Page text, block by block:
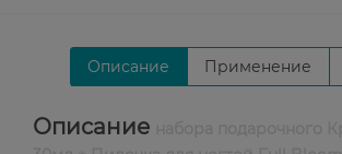
Описание Применение
Описание